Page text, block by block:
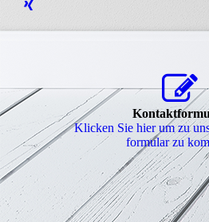
Klicken Sie hier um zu
for­mu­lar zu